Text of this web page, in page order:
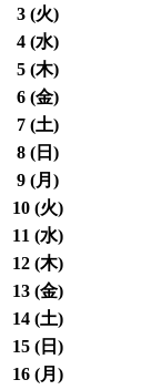
3 (火)
4 (水)
5 (木)
6 (金)
7 (土)
8 ( 日 )
9 (月 )
10 (火)
11 (水)
12 (木)
13 (金)
14 (土)
15 ( 日 )
16 (月 )